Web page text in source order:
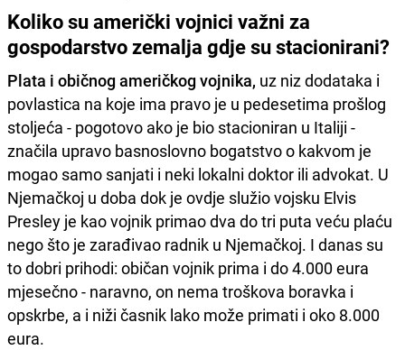
Koliko su američki vojnici važni za
gospodarstvo zemalja gdje su stacionirani?
Plata i običnog američkog vojnika, uz niz dodataka i
povlastica na koje ima pravo je u pedesetima prošlog
stoljeća - pogotovo ako je bio stacioniran u Italiji -
značila upravo basnoslovno bogatstvo o kakvom je
mogao samo sanjati i neki lokalni doktor ili advokat. U
Njemačkoj u doba dok je ovdje služio vojsku Elvis
Presley je kao vojnik primao dva do tri puta veću plaću
nego što je zarađivao radnik u Njemačkoj. I danas su
to dobri prihodi: običan vojnik prima i do 4.000 eura
mjesečno - naravno, on nema troškova boravka i
opskrbe, a i niži časnik lako može primati i oko 8.000
eura.